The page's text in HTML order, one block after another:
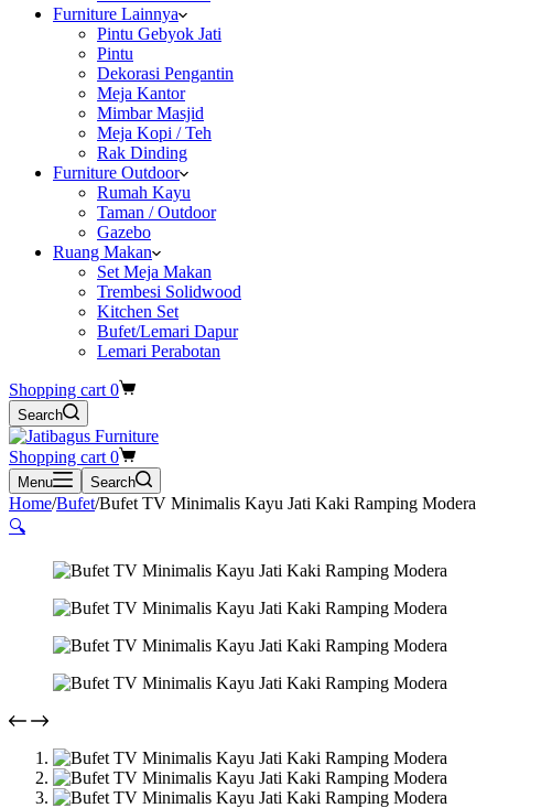
Furniture Lainnya
Pintu Gebyok Jati
Pintu
Dekorasi Pengantin
Meja Kantor
Mimbar Masjid
Meja Kopi / Teh
Rak Dinding
Furniture Outdoor
Rumah Kayu
Taman / Outdoor
Gazebo
Ruang Makan
Set Meja Makan
Trembesi Solidwood
Kitchen Set
Bufet/Lemari Dapur
Lemari Perabotan
Shopping cart 0
Search
Shopping cart 0
Menu Search
Home/Bufet/Bufet TV Minimalis Kayu Jati Kaki Ramping Modera
🔍